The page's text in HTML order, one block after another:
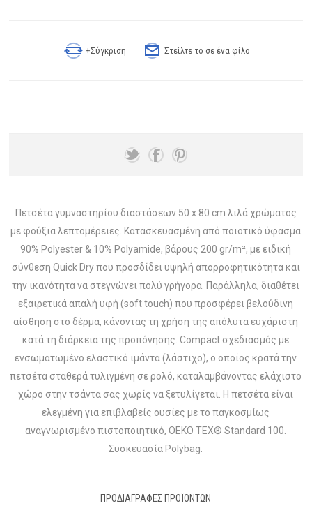
+Σύγκριση Στείλτε το σε ένα φίλο
Πετσέτα γυμναστηρίου διαστάσεων 50 x 80 cm λιλά χρώματος
με φούξια λεπτομέρειες. Κατασκευασμένη από ποιοτικό ύφασμα
90% Polyester & 10% Polyamide, βάρους 200 gr/m², με ειδική
σύνθεση Quick Dry που προσδίδει υψηλή απορροφητικότητα και
την ικανότητα να στεγνώνει πολύ γρήγορα. Παράλληλα, διαθέτει
εξαιρετικά απαλή υφή (soft touch) που προσφέρει βελούδινη
αίσθηση στο δέρμα, κάνοντας τη χρήση της απόλυτα ευχάριστη
κατά τη διάρκεια της προπόνησης. Compact σχεδιασμός με
ενσωματωμένο ελαστικό ιμάντα (λάστιχο), ο οποίος κρατά την
πετσέτα σταθερά τυλιγμένη σε ρολό, καταλαμβάνοντας ελάχιστο
χώρο στην τσάντα σας χωρίς να ξετυλίγεται. Η πετσέτα είναι
ελεγμένη για επιβλαβείς ουσίες με το παγκοσμίως
αναγνωρισμένο πιστοποιητικό, OEKO TEX® Standard 100.
Συσκευασία Polybag.
ΠΡΟΔΙΑΓΡΑΦΈΣ ΠΡΟΪΌΝΤΩΝ